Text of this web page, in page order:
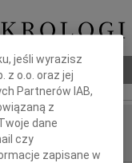
jeśli wyrazisz
z o.o. oraz jej
Partnerów IAB,
z
dane
czy
zapisane w